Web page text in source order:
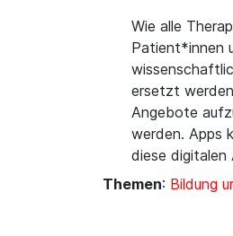
Wie alle
Patient*innen
ersetzt
Angebote
werden. Apps
diese digitalen
Themen: Bildung